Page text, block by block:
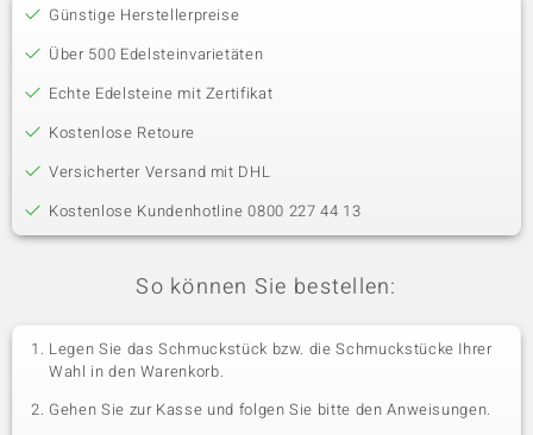
Günstige Herstellerpreise
Über 500 Edelsteinvarietäten
Echte Edelsteine mit Zertifikat
Kostenlose Retoure
Versicherter Versand mit DHL
Kostenlose Kundenhotline 0800 227 44 13
So können Sie bestellen:
Legen Sie das Schmuckstück bzw. die Schmuckstücke Ihrer
Wahl in den Warenkorb.
Gehen Sie zur Kasse und folgen Sie bitte den Anweisungen.